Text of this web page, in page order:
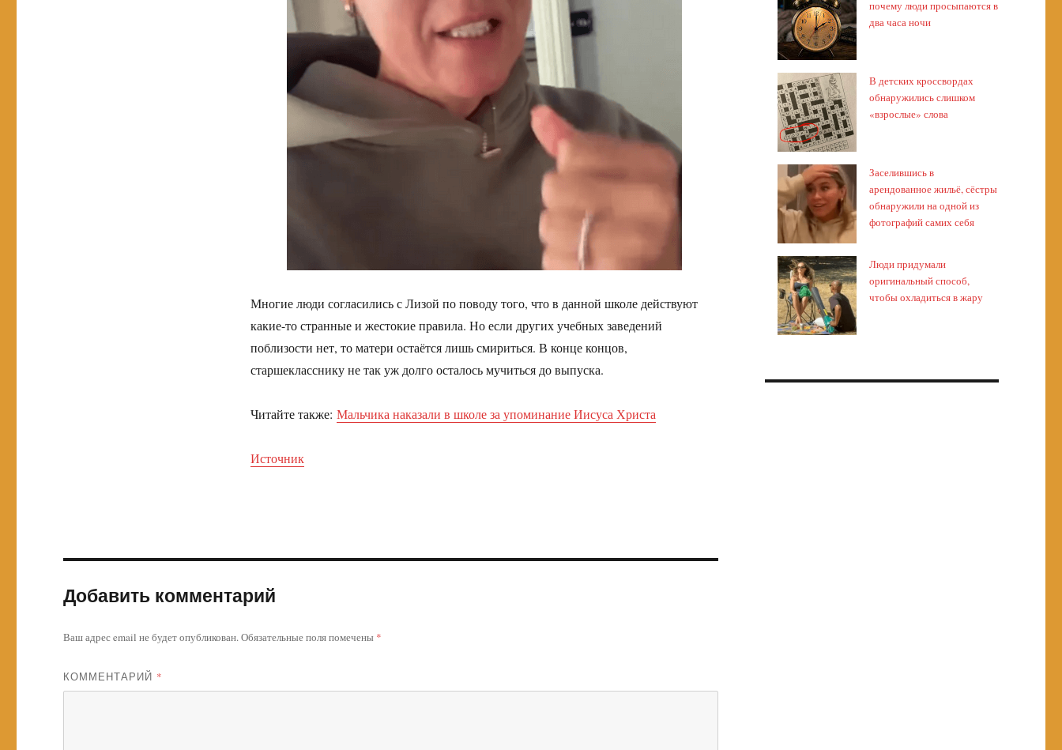
Многие люди согласились с Лизой по поводу того, что в данной школе действуют
какие-то странные и жестокие правила. Но если других учебных заведений
поблизости нет, то матери остаётся лишь смириться. В конце концов,
старшекласснику не так уж долго осталось мучиться до выпуска.
Читайте также: Мальчика наказали в школе за упоминание Иисуса Христа
Источник
Добавить комментарий
Ваш адрес email не будет опубликован.Обязательные поля помечены *
КОММЕНТАРИЙ *
почему люди просыпаются в
два часа ночи
В детских кроссвордах
обнаружились слишком
«взрослые» слова
Заселившись в
арендованное жильё, сёстры
обнаружили на одной из
фотографий самих себя
Люди придумали
оригинальный способ,
чтобы охладиться в жару